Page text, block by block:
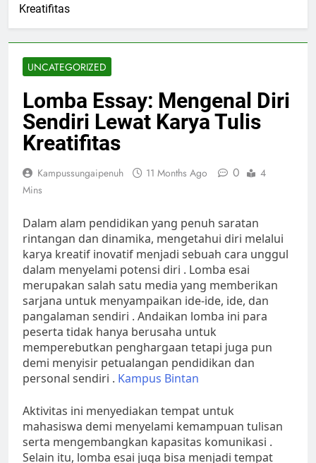
Kreatifitas
UNCATEGORIZED
Lomba Essay: Mengenal Diri
Sendiri Lewat Karya Tulis
Kreatifitas
Kampussungaipenuh 11 Months Ago 0
4
Mins
Dalam alam pendidikan yang penuh saratan
rintangan dan dinamika, mengetahui diri melalui
karya kreatif inovatif menjadi sebuah cara unggul
dalam menyelami potensi diri . Lomba esai
merupakan salah satu media yang memberikan
sarjana untuk menyampaikan ide-ide, ide, dan
pangalaman sendiri . Andaikan lomba ini para
peserta tidak hanya berusaha untuk
memperebutkan penghargaan tetapi juga pun
demi menyisir petualangan pendidikan dan
personal sendiri . Kampus Bintan
Aktivitas ini menyediakan tempat untuk
mahasiswa demi menyelami kemampuan tulisan
serta mengembangkan kapasitas komunikasi .
Selain itu, lomba esai juga bisa menjadi tempat